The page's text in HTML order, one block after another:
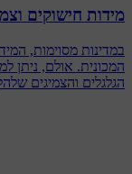
מידות חישוקים
במדינות מסוימות,
המכונית. אולם, ניתן
הגלגלים והצמיגים